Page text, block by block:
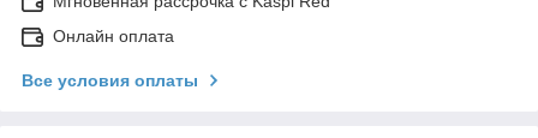
Онлайн оплата
Все условия оплаты